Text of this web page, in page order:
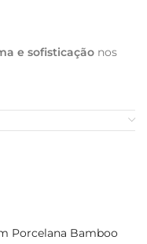
e sofisticação nos
Porcelana Bamboo